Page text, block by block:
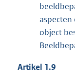
object
Artikel 1.9